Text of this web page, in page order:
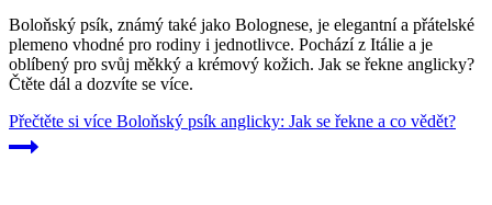
Boloňský psík, známý také jako Bolognese, je elegantní a přátelské
plemeno vhodné pro rodiny i jednotlivce. Pochází z Itálie a je
oblíbený pro svůj měkký a krémový kožich. Jak se řekne anglicky?
Čtěte dál a dozvíte se více.
Přečtěte si více Boloňský psík anglicky: Jak se řekne a co vědět?